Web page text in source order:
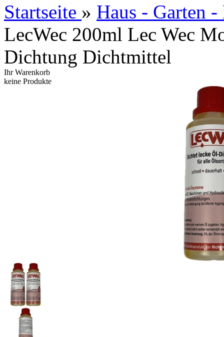
Startseite » Haus - Garten
LecWec 200ml Lec Wec
Dichtung Dichtmittel
Ihr Warenkorb
keine Produkte